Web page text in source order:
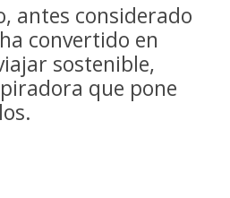
antes considerado
convertido en
sostenible,
que pone